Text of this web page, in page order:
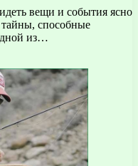
вещи и события ясно
способные
из…